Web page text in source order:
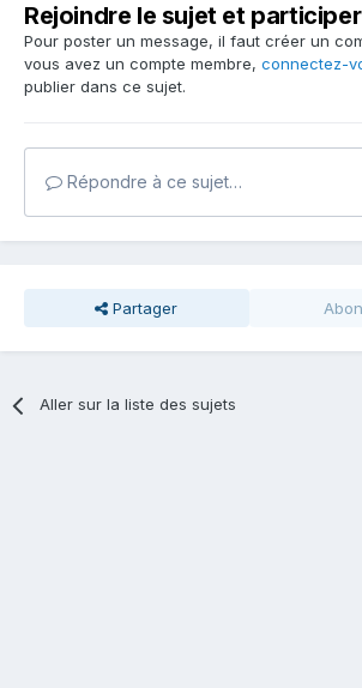
Rejoindre le sujet et participer
Pour poster un message, il faut créer un
vous avez un compte membre, connectez-
publier dans ce sujet.
Répondre à ce sujet…
Partager
Aller sur la liste des sujets